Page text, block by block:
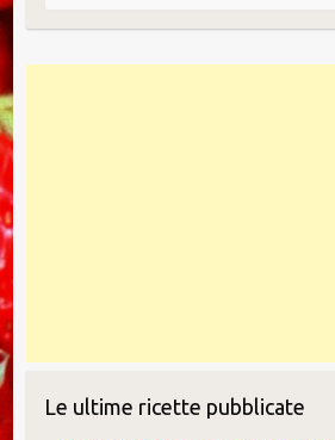
Le ultime ricette pubblicate